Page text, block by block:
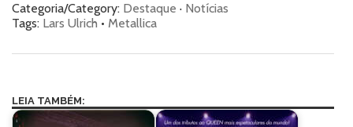
Categoria/Category: Destaque · Notícias
Tags: Lars Ulrich •Metallica
LEIA TAMBÉM: